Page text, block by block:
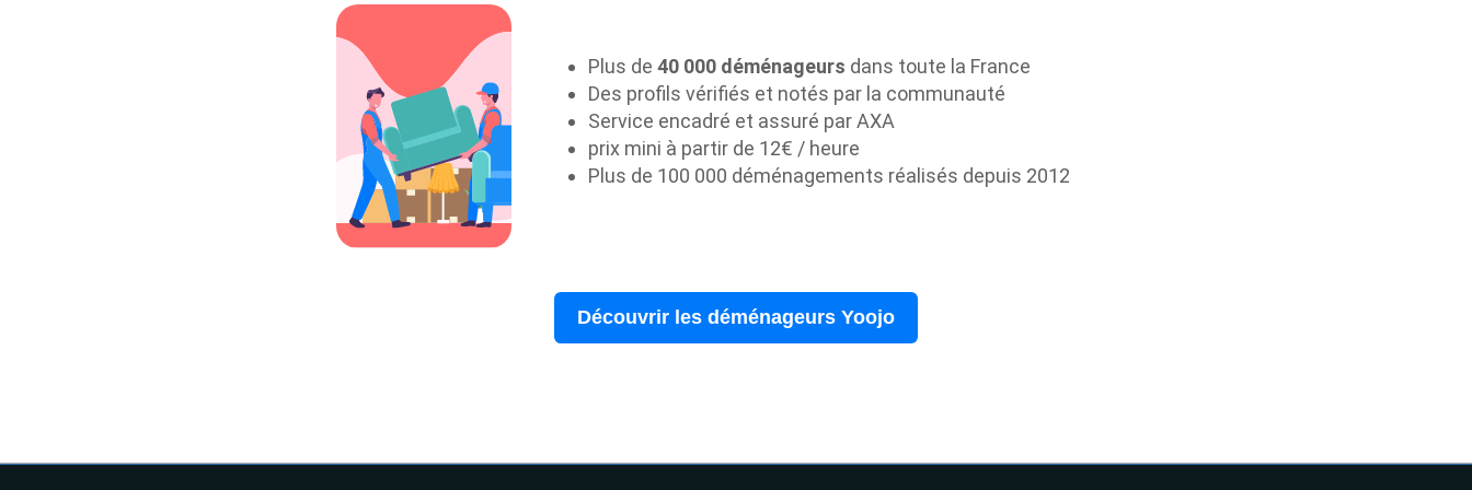
Plus de 40 000 déménageurs dans toute la France
Des profils vérifiés et notés par la communauté
Service encadré et assuré par AXA
prix mini à partir de 12€ / heure
Plus de 100 000 déménagements réalisés depuis 2012
Découvrir les déménageurs Yoojo